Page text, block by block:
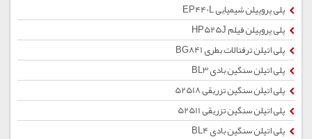
پلی پروپیلن شیمیایی EP440L
پلی پروپیلن فیلم HP525J
پلی اتیلن ترفتالات بطری BG841
پلی اتیلن سنگین بادی BL3
پلی اتیلن سنگین تزریقی 52518
پلی اتیلن سنگین تزریقی 52511
پلی اتیلن سنگین بادی BL4